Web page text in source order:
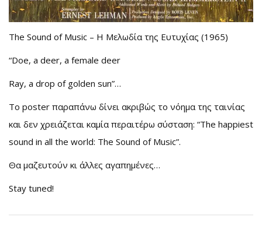
The Sound of Music – Η Μελωδία της Ευτυχίας (1965)
“Doe, a deer, a female deer
Ray, a drop of golden sun”…
Το poster παραπάνω δίνει ακριβώς το νόημα της ταινίας
και δεν χρειάζεται καμία περαιτέρω σύσταση: “The happiest
sound in all the world: The Sound of Music”.
Θα μαζευτούν κι άλλες αγαπημένες…
Stay tuned!